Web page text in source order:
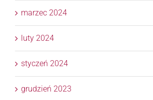
marzec 2024
luty 2024
styczeń 2024
grudzień 2023